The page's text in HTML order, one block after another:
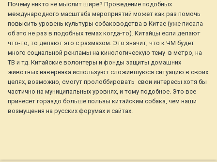
Почему никто не мыслит шире? Проведение подобных
международного масштаба мероприятий может как раз помочь
повысить уровень культуры собаководства в Китае (уже писала
об это не раз в подобных темах когда-то). Китайцы если делают
что-то, то делают это с размахом. Это значит, что к ЧМ будет
много социальной рекламы на кинологическую тему в метро, на
ТВ и тд. Китайские волонтеры и фонды защиты домашних
животных наверняка используют сложившуюся ситуацию в своих
целях, возможно, смогут пролоббировать свои интересы хотя бы
частично на муниципальных уровнях, и тому подобное. Это все
принесет гораздо больше пользы китайским собака, чем наши
возмущения на русских форумах и сайтах.